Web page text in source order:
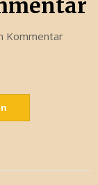
Kommentar